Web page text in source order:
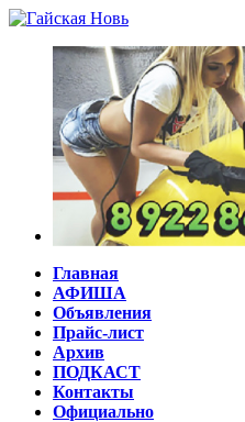
Главная
АФИША
Объявления
Прайс-лист
Архив
ПОДКАСТ
Контакты
Официально